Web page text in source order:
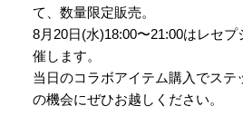
て、数量限定販売。
8月20日(水)18:00〜21:00はレセ
催します。
当日のコラボアイテム購入でステ
の機会にぜひお越しください。